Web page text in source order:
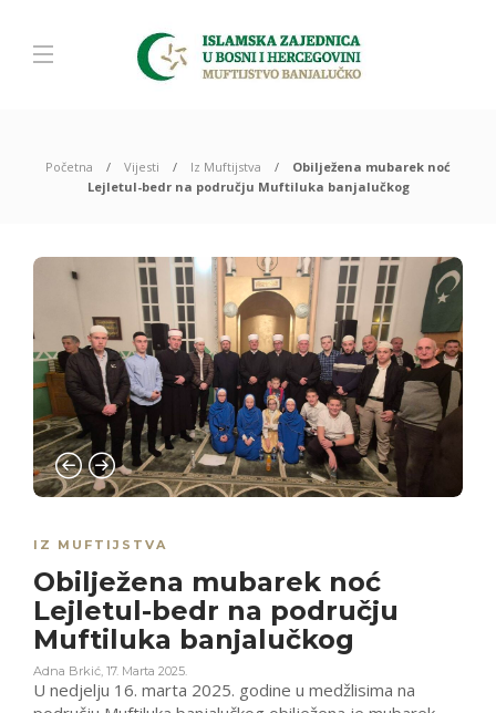
Početna Vijesti Iz Muftijstva
Obilježena mubarek noć
Lejletul-bedr na području Muftiluka banjalučkog
IZ MUFTIJSTVA
Obilježena mubarek noć
Lejletul-bedr na području
Muftiluka banjalučkog
Adna Brkić, 17. Marta 2025.
U nedjelju 16. marta 2025. godine u medžlisima na